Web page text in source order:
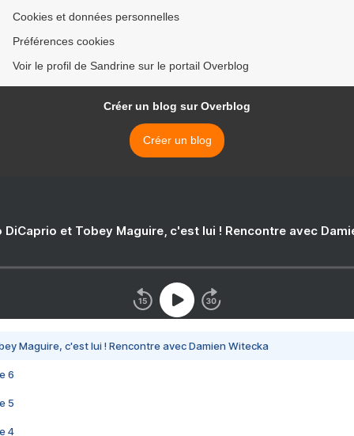
Cookies et données personnelles
Préférences cookies
Voir le profil de Sandrine sur le portail Overblog
Créer un blog sur Overblog
Créer un blog
DiCaprio et Tobey Maguire, c'est lui ! Rencontre avec
Maguire, c'est lui ! Rencontre avec Damien Witecka
6
5
4